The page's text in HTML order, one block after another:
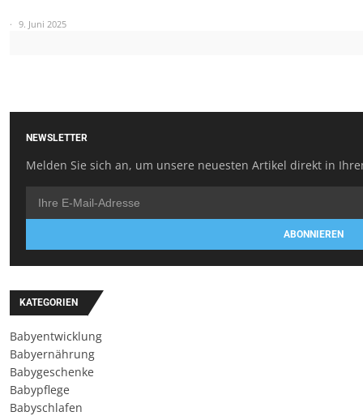
9. Juni 2025
NEWSLETTER
Melden Sie sich an, um unsere neuesten Artikel direkt in
ABONNIEREN
KATEGORIEN
Babyentwicklung
Babyernährung
Babygeschenke
Babypflege
Babyschlafen